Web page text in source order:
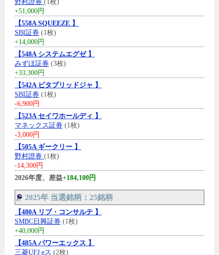
野村證券 (1枚)
+51,000円
【558A SQUEEZE 】
SBI証券 (1枚)
+14,000円
【548A システムエグゼ 】
みずほ証券 (3枚)
+33,300円
【542A ビタブリッドジャ 】
SBI証券 (1枚)
-6,900円
【523A セイワホールディ 】
マネックス証券 (1枚)
-3,000円
【505A ギークリー 】
野村證券 (1枚)
-14,300円
2026年度、差益+184,100円
2025年 当選銘柄：25銘柄
【480A リブ・コンサルテ 】
SMBC日興証券 (1枚)
+40,000円
【485A パワーエックス 】
三菱UFJ eス (2枚)